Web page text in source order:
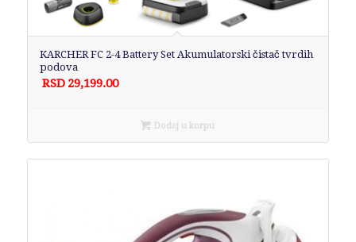
KARCHER FC 2-4 Battery Set Akumulatorski čistač tvrdih
podova
RSD 29,199.00
Dodaj u korpu